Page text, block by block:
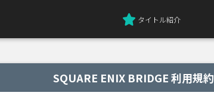
タイトル紹介
SQUARE ENIX BRIDGE 利用規約